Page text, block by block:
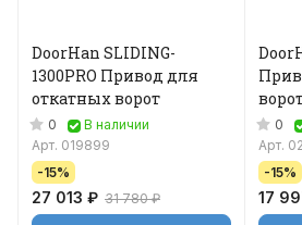
DoorHan SLIDING-
1300PRO Привод для
откатных ворот
0
В наличии
Арт. 019899
-15%
27 013 ₽ 31 780 ₽
0
Арт.
-15%
17